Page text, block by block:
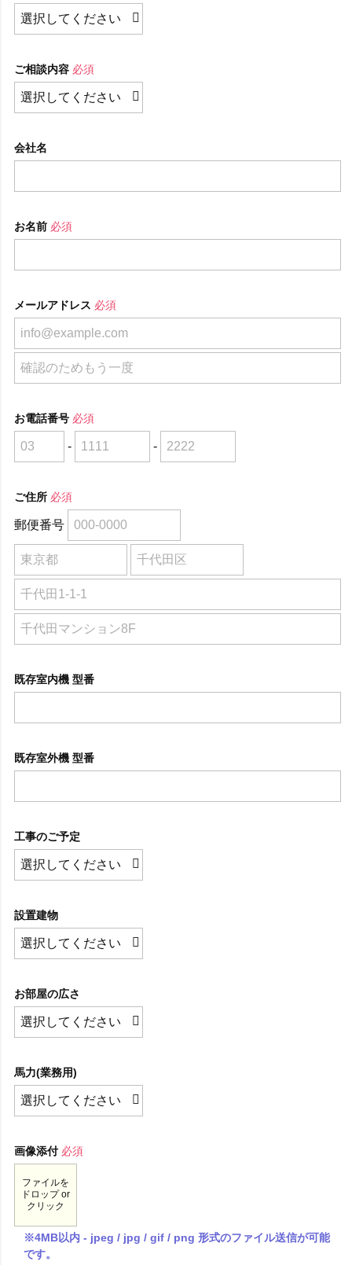
ご相談内容 必須
会社名
お名前 必須
メールアドレス 必須
お電話番号 必須
- -
ご住所 必須
郵便番号
既存室内機 型番
既存室外機 型番
工事のご予定
設置建物
お部屋の広さ
馬力(業務用)
画像添付 必須
ファイルを
ドロップ or
クリック
※4MB以内 - jpeg / jpg / gif / png 形式のファイル送信が可能
です。